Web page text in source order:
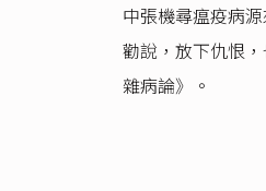
中張機尋瘟疫病
勸說，放下仇恨
雜病論》。